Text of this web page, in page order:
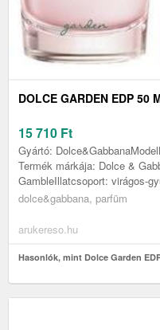
DOLCE GARDEN EDP 50
15 710 Ft
Gyártó:
Termék márkája: Dolce &
GambleIllatcsoport: virágos-
dolce&gabbana, parfüm
arukereso.hu
Hasonlók, mint Dolce Garden